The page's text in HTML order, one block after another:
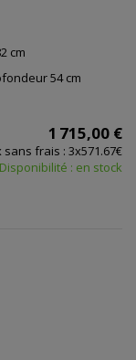
cm
54 cm
1 715,00 €
frais : 3x571.67€
Disponibilité : en stock